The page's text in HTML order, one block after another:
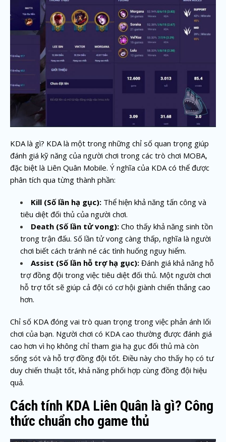
KDA là gì? KDA là một trong những chỉ số quan trọng giúp
đánh giá kỹ năng của người chơi trong các trò chơi MOBA,
đặc biệt là Liên Quân Mobile. Ý nghĩa của KDA có thể được
phân tích qua từng thành phần:
Kill (Số lần hạ gục): Thể hiện khả năng tấn công và
tiêu diệt đối thủ của người chơi.
Death (Số lần tử vong): Cho thấy khả năng sinh tồn
trong trận đấu. Số lần tử vong càng thấp, nghĩa là người
chơi biết cách tránh né các tình huống nguy hiểm.
Assist (Số lần hỗ trợ hạ gục): Đánh giá khả năng hỗ
trợ đồng đội trong việc tiêu diệt đối thủ. Một người chơi
hỗ trợ tốt sẽ giúp cả đội có cơ hội giành chiến thắng cao
hơn.
Chỉ số KDA đóng vai trò quan trọng trong việc phản ánh lối
chơi của bạn. Người chơi có KDA cao thường được đánh giá
cao hơn vì họ không chỉ tham gia hạ gục đối thủ mà còn
sống sót và hỗ trợ đồng đội tốt. Điều này cho thấy họ có tư
duy chiến thuật tốt, khả năng phối hợp cùng đồng đội hiệu
quả.
Cách tính KDA Liên Quân là gì? Công
thức chuẩn cho game thủ